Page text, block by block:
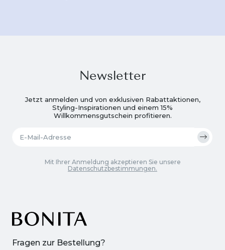
Fragen zur Bestellung?
Newsletter
Jetzt anmelden und von exklusiven Rabattaktionen,
Styling-Inspirationen und einem 15%
Willkommensgutschein profitieren.
Mit Ihrer Anmeldung akzeptieren Sie unsere
Datenschutzbestimmungen.